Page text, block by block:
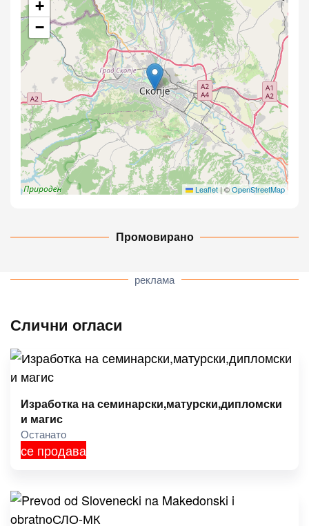
+
−
Leaflet | ©OpenStreetMap
Промовирано
реклама
Слични огласи
Изработка на семинарски,матурски,дипломски
и магис
Останато
се продава